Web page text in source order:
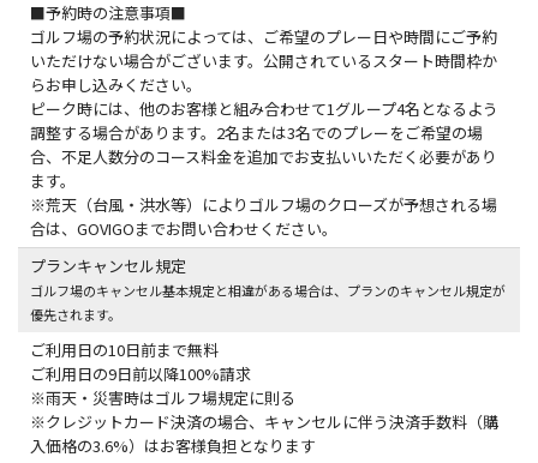
■予約時の注意事項■
ゴルフ場の予約状況によっては、ご希望のプレー日や時間にご予約
いただけない場合がございます。公開されているスタート時間枠か
らお申し込みください。
ピーク時には、他のお客様と組み合わせて1グループ4名となるよう
調整する場合があります。2名または3名でのプレーをご希望の場
合、不足人数分のコース料金を追加でお支払いいただく必要があり
ます。
※荒天（台風・洪水等）によりゴルフ場のクローズが予想される場
合は、GOVIGOまでお問い合わせください。
プランキャンセル規定
ゴルフ場のキャンセル基本規定と相違がある場合は、プランのキャンセル規定が
優先されます。
ご利用日の10日前まで無料
ご利用日の9日前以降100%請求
※雨天・災害時はゴルフ場規定に則る
※クレジットカード決済の場合、キャンセルに伴う決済手数料（購
入価格の3.6%）はお客様負担となります